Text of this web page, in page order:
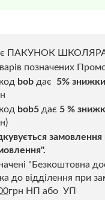
ПАКУНОК
позначених
bob дає 5% знижки
bob5 дає 5 %
"Безкоштовна
до відділення при
грн НП або УП